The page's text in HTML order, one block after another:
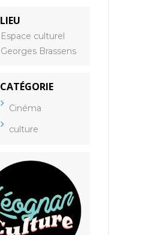
LIEU
Espace culturel
Georges Brassens
CATÉGORIE
Cinéma
culture